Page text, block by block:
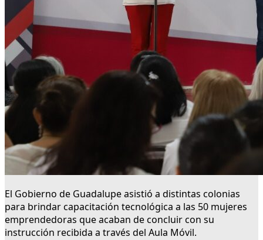
El Gobierno de Guadalupe asistió a distintas colonias
para brindar capacitación tecnológica a las 50 mujeres
emprendedoras que acaban de concluir con su
instrucción recibida a través del Aula Móvil.